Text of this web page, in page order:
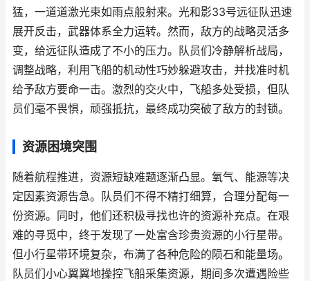
猛，一道道激光束如雨点般射来。光和影33号远征队迅速
展开反击，武器体系全力运转。然而，敌方的战略灵活多
变，给远征队造成了不小的压力。队员们冷静解析战局，
调整战略，利用飞船的机动性巧妙躲避攻击，并找准时机
给予敌方要命一击。激烈的交火中，飞船多处受损，但队
员们毫不畏惧，顽强抵抗，最终成功突破了敌方的封锁。
资源困境突围
随着航程推进，资源短缺难题逐渐凸显。氧气、能源等决
定因素资源告急。队员们不得不精打细算，合理分配每一
份资源。同时，他们还积极寻找也许的资源补充点。在艰
难的寻觅中，终于发现了一处富含珍贵资源的小行星带。
但小行星带环境复杂，布满了各种危险的陨石和能量场。
队员们小心翼翼地操控飞船采集资源，期间多次遭遇险些